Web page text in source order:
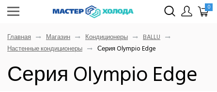
0
Главная Магазин Кондиционеры
BALLU
Настенные кондиционеры
Серия Olympio Edge
Серия Olympio Edge